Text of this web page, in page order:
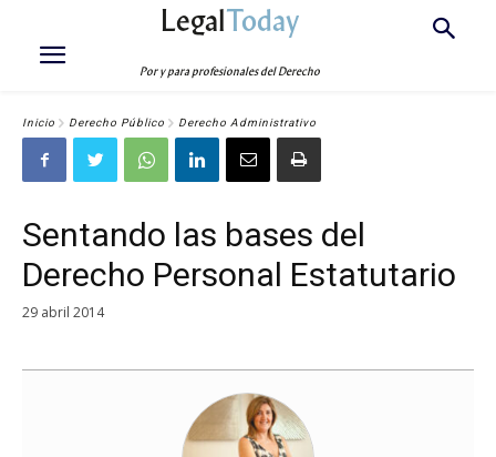
LegalToday
Por y para profesionales del Derecho
Inicio Derecho Público Derecho Administrativo
Sentando las bases del
Derecho Personal Estatutario
29 abril 2014